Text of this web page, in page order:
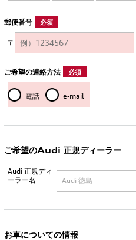
郵便番号 必須
〒
ご希望の連絡方法 必須
電話 e-mail
ご希望のAudi 正規ディーラー
Audi 正規ディ
ーラー名
お車についての情報